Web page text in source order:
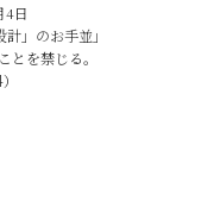
4日
」のお手並」
とを禁じる。